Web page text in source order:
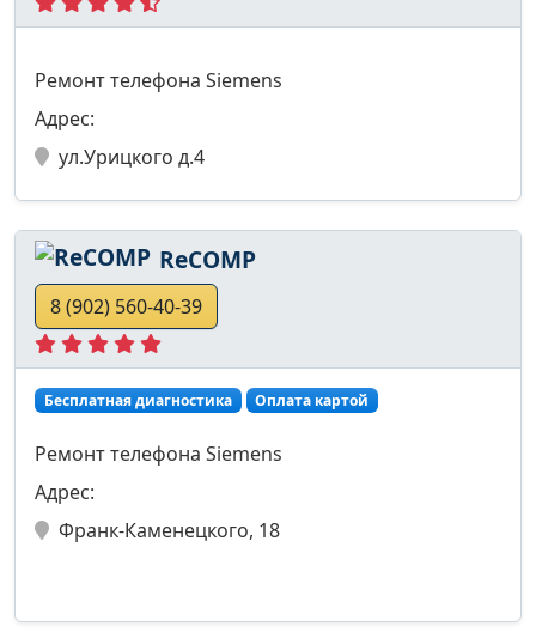
Ремонт телефона Siemens
Адрес:
ул.Урицкого д.4
ReCOMP
8 (902) 560-40-39
Бесплатная диагностика Оплата картой
Ремонт телефона Siemens
Адрес:
Франк-Каменецкого, 18